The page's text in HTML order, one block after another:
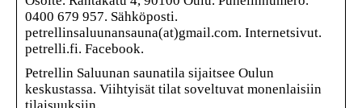
0400 679 957. Sähköposti.
petrellinsaluunansauna(at)gmail.com. Internetsivut.
petrelli.fi. Facebook.
Petrellin Saluunan saunatila sijaitsee Oulun
keskustassa. Viihtyisät tilat soveltuvat monenlaisiin
tilaisuuksiin.